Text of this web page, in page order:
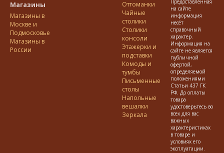
Магазины
Магазины в
Москве и
Подмосковье
Магазины в
России
Оттоманки
Чайные
столики
Столики
консоли
Этажерки и
подставки
Комоды и
тумбы
Письменные
столы
Напольные
вешалки
Зеркала
Предоставленная
на сайте
информация
несёт
справочный
характер.
Информация на
сайте не является
публичной
офертой,
определяемой
положениями
Статьи 437 ГК
РФ. До оплаты
товара
удостоверьтесь во
всех для вас
важных
характеристиках
в товаре и
условиях его
эксплуатации.